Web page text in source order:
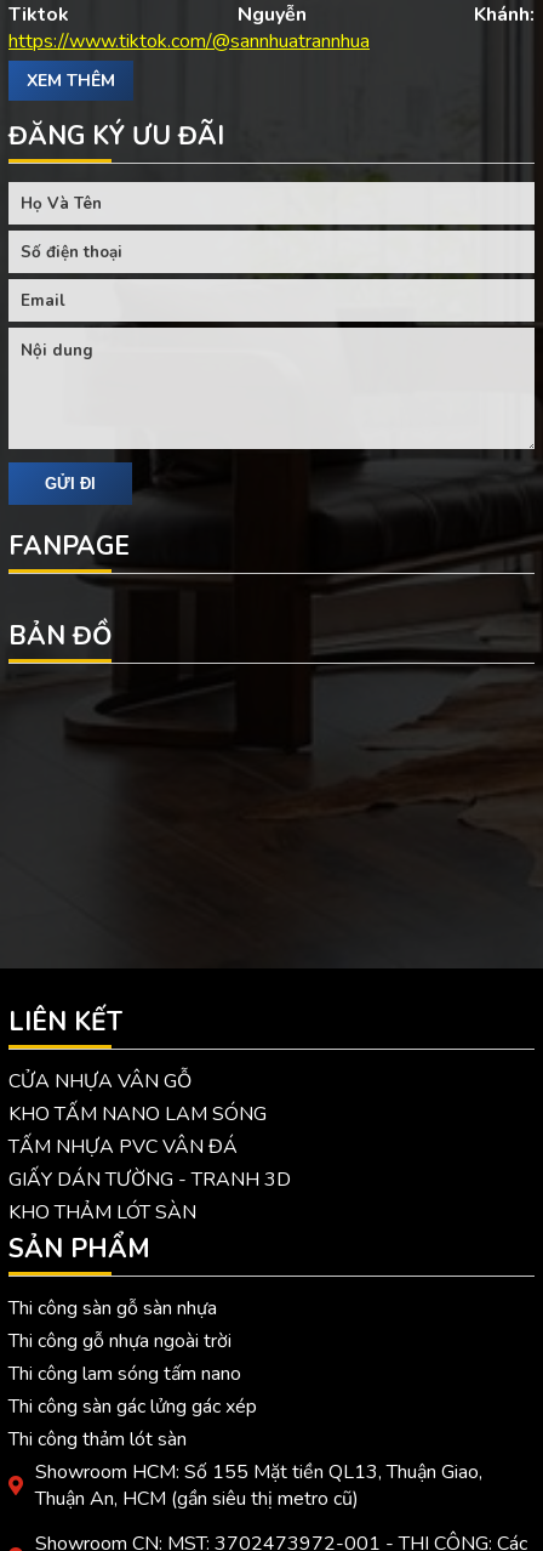
Tiktok Nguyễn Khánh:
https://www.tiktok.com/@sannhuatrannhua
XEM THÊM
ĐĂNG KÝ ƯU ĐÃI
FANPAGE
BẢN ĐỒ
LIÊN KẾT
CỬA NHỰA VÂN GỖ
KHO TẤM NANO LAM SÓNG
TẤM NHỰA PVC VÂN ĐÁ
GIẤY DÁN TƯỜNG - TRANH 3D
KHO THẢM LÓT SÀN
SẢN PHẨM
Thi công sàn gỗ sàn nhựa
Thi công gỗ nhựa ngoài trời
Thi công lam sóng tấm nano
Thi công sàn gác lửng gác xép
Thi công thảm lót sàn
Showroom HCM: Số 155 Mặt tiền QL13, Thuận Giao,
Thuận An, HCM (gần siêu thị metro cũ)
Showroom CN: MST: 3702473972-001 - THI CÔNG: Các